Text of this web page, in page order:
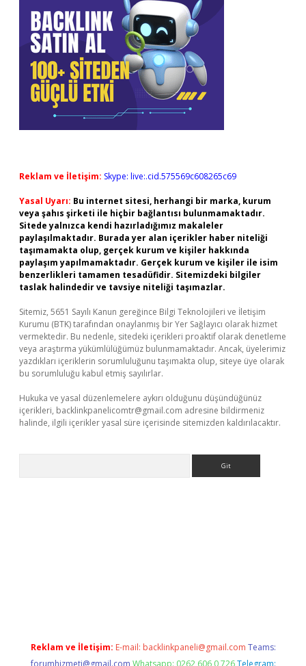
Reklam ve İletişim: Skype: live:.cid.575569c608265c69
Yasal Uyarı: Bu internet sitesi, herhangi bir marka, kurum
veya şahıs şirketi ile hiçbir bağlantısı bulunmamaktadır.
Sitede yalnızca kendi hazırladığımız makaleler
paylaşılmaktadır. Burada yer alan içerikler haber niteliği
taşımamakta olup, gerçek kurum ve kişiler hakkında
paylaşım yapılmamaktadır. Gerçek kurum ve kişiler ile isim
benzerlikleri tamamen tesadüfidir. Sitemizdeki bilgiler
taslak halindedir ve tavsiye niteliği taşımazlar.
Sitemiz, 5651 Sayılı Kanun gereğince Bilgi Teknolojileri ve İletişim
Kurumu (BTK) tarafından onaylanmış bir Yer Sağlayıcı olarak hizmet
vermektedir. Bu nedenle, sitedeki içerikleri proaktif olarak denetleme
veya araştırma yükümlülüğümüz bulunmamaktadır. Ancak, üyelerimiz
yazdıkları içeriklerin sorumluluğunu taşımakta olup, siteye üye olarak
bu sorumluluğu kabul etmiş sayılırlar.
Hukuka ve yasal düzenlemelere aykırı olduğunu düşündüğünüz
içerikleri, backlinkpanelicomtr@gmail.com adresine bildirmeniz
halinde, ilgili içerikler yasal süre içerisinde sitemizden kaldırılacaktır.
Reklam ve İletişim: E-mail: backlinkpaneli@gmail.com Teams:
forumhizmeti@gmail.com Whatsapp: 0262 606 0 726 Telegram: